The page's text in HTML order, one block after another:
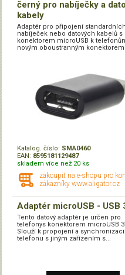
černý pro nabíječky a
kabely
Adaptér pro připojení
nabíječek nebo datových kabelů s
konektorem microUSB k
novým oboustranným konektorem
Katalog. číslo: SMA0460
EAN: 8595181129487
skladem více než 20 ks
zakoupit na e-shopu pro
zákazníky www.aligator.cz
Adaptér microUSB - USB
Tento datový adaptér je určen pro
telefonys konektorem microUSB
Slouží k propojení a synchronizaci
telefonu s jiným zařízením s...